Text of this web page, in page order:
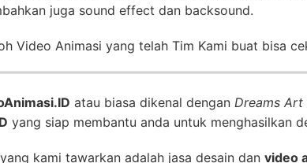
juga sound effect dan backsound.
Video Animasi yang telah Tim Kami buat bisa
atau biasa dikenal dengan Dreams Art
yang siap membantu anda untuk menghasilkan
kami tawarkan adalah jasa desain dan video